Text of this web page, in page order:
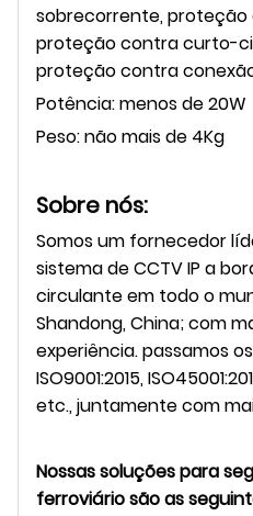
sobrecorrente,
proteção contra curto-
proteção contra
Potência: menos de 20W
Peso: não mais de 4Kg
Sobre nós:
Somos um fornecedor
sistema de CCTV IP a
circulante em todo o
Shandong, China;com
experiência. passamos
ISO9001:2015,
etc., juntamente com
Nossas soluções para
ferroviário são as